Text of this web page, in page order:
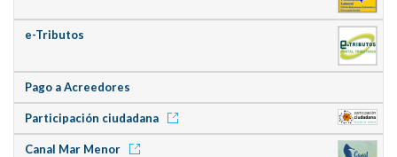
e-Tributos
Pago a Acreedores
Participación ciudadana
Canal Mar Menor